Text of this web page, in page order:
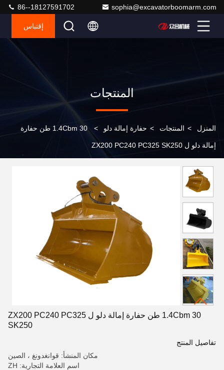
sophia@excavatorboomarm.com
86--18127591702
إقتباس
المنتجات
المنزل > المنتجات > حفارة إمالة دلو > 1.4Cbm 30 طن حفارة
إمالة دلو ل ZX200 PC240 PC325 SK250
1.4Cbm 30 طن حفارة إمالة دلو ل ZX200 PC240 PC325
SK250
تفاصيل المنتج
مكان المنشأ: قوانغدونغ ، الصين
اسم العلامة التجارية: ZH